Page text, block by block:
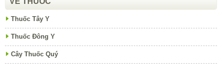
Thuốc Tây Y
Thuốc Đông Y
Cây Thuốc Quý